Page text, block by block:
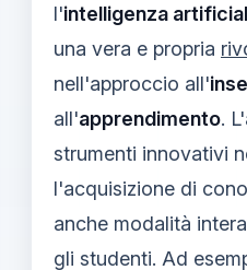
l'intelligenza
una vera e propria
nell'approccio all'
all'apprendimento.
strumenti innovativi
l'acquisizione di
anche modalità
gli studenti. Ad